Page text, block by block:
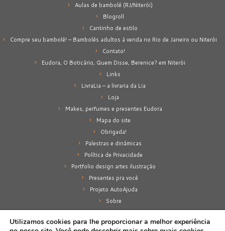
Aulas de bambolê (RJ/Niterói)
Blogroll
Cantinho de estilo
Compre seu bambolê! – Bambolês adultos à venda no Rio de Janeiro ou Niterói
Contato!
Eudora, O Boticário, Quem Disse, Berenice? em Niterói
Links
LivraLia – a livraria da Lia
Loja
Makes, perfumes e presentes Eudora
Mapa do site
Obrigada!
Palestras e dinâmicas
Política de Privacidade
Portfolio design artes ilustração
Presentes pra você
Projeto AutoAjuda
Sobre
Sobre mim
Utilizamos cookies para lhe proporcionar a melhor experiência